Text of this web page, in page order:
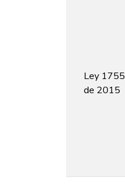
Ley 1755
de 2015